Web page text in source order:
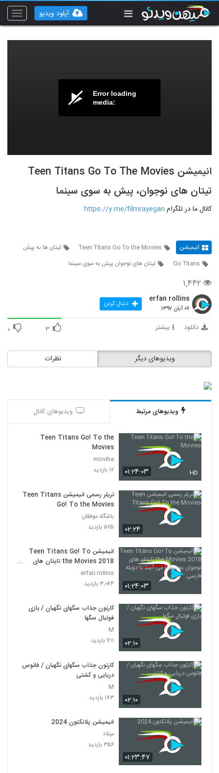
Toggle
آپلود ویدیو
Error loading
media:
انیمیشن Teen Titans Go To The Movies
تیتان های نوجوان، پیش به سوی سینما
کانال ما در تلگرام https://y.me/filmrayegan
انیمیشن Teen Titans Go To the Movies
تیتان ها به پیش
Go Titans
تیتان های نوجوان پیش به سوی سینما
۱,۴۴۲
erfan rollins
۰۷ آبان ۱۳۹۷ دنبال کردن
دانلود بیشتر ۳ ۰
نظرات ویدیوهای دیگر
ویدیوهای مرتبط ویدیوهای کانال
۰۱:۲۴:۰۳ HD
Teen Titans Go! To the
Movies
moviha
۱۲ بازدید
۰۲:۲۴
تریلر رسمی انیمیشن Teen Titans
Go! To the Movies
باشگاه موفقان
۵۲۵ بازدید
۰۱:۲۴:۰۳
انیمیشن Teen Titans Go! To
the Movies 2018 تایتان های
نوجوان به سینما می آیند با دوبله
فارسی
erfan rollins
۳,۰۷۴ بازدید
۰۲:۱۰
کارتون جذاب سگهای نگهبان / بازی
فوتبال سگها
M
۷۱۱ بازدید
۰۲:۱۰
کارتون جذاب سگهای نگهبان / فانوس
دریایی و کشتی
M
۱۸۳ بازدید
۰۱:۲۳:۴۷
انیمیشن پلانکتون 2024
میلاد
۳۵۶ بازدید